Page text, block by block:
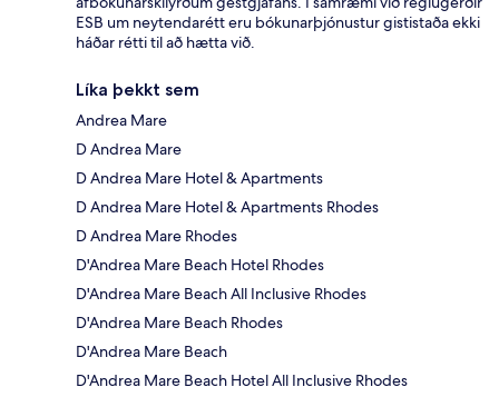
ESB um neytendarétt eru bókunarþjónustur gististaða ekki
háðar rétti til að hætta við.
Líka þekkt sem
Andrea Mare
D Andrea Mare
D Andrea Mare Hotel & Apartments
D Andrea Mare Hotel & Apartments Rhodes
D Andrea Mare Rhodes
D'Andrea Mare Beach Hotel Rhodes
D'Andrea Mare Beach All Inclusive Rhodes
D'Andrea Mare Beach Rhodes
D'Andrea Mare Beach
D'Andrea Mare Beach Hotel All Inclusive Rhodes